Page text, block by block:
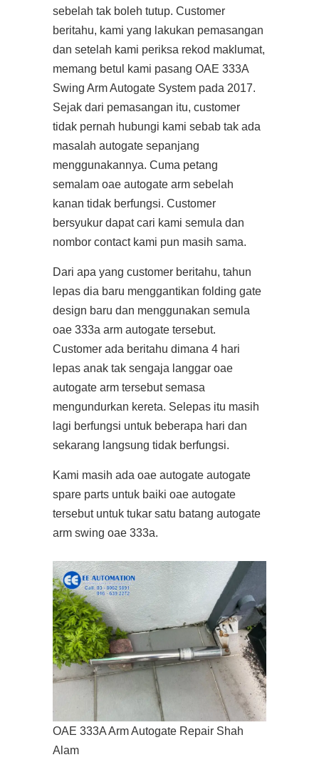
sebelah tak boleh tutup. Customer
beritahu, kami yang lakukan pemasangan
dan setelah kami periksa rekod maklumat,
memang betul kami pasang OAE 333A
Swing Arm Autogate System pada 2017.
Sejak dari pemasangan itu, customer
tidak pernah hubungi kami sebab tak ada
masalah autogate sepanjang
menggunakannya. Cuma petang
semalam oae autogate arm sebelah
kanan tidak berfungsi. Customer
bersyukur dapat cari kami semula dan
nombor contact kami pun masih sama.
Dari apa yang customer beritahu, tahun
lepas dia baru menggantikan folding gate
design baru dan menggunakan semula
oae 333a arm autogate tersebut.
Customer ada beritahu dimana 4 hari
lepas anak tak sengaja langgar oae
autogate arm tersebut semasa
mengundurkan kereta. Selepas itu masih
lagi berfungsi untuk beberapa hari dan
sekarang langsung tidak berfungsi.
Kami masih ada oae autogate autogate
spare parts untuk baiki oae autogate
tersebut untuk tukar satu batang autogate
arm swing oae 333a.
OAE 333A Arm Autogate Repair Shah
Alam